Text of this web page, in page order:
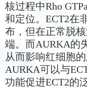
核过程中Rho
和定位。ECT2在
布，但在正常脱
端。而AURKA的
从而影响红细胞
AURKA可以与
功能促进ECT2的